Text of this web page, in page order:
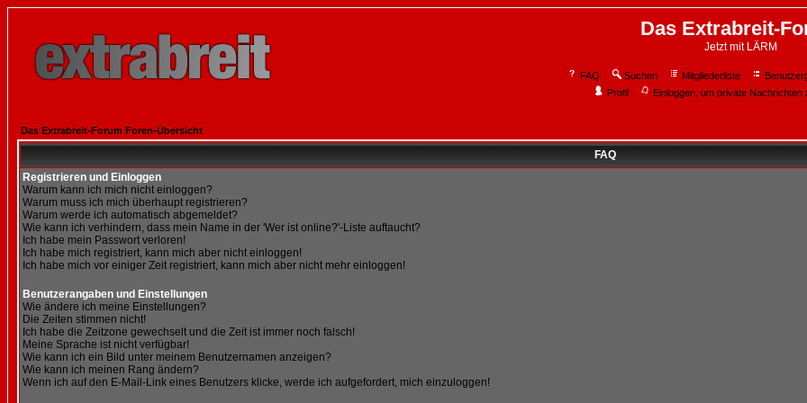
Das Extrabreit-
Jetzt mit LÄRM
FAQ Suchen Mitgliederliste
Profil
Einloggen, um private Nachrichten
Das Extrabreit-Forum Foren-Übersicht
FAQ
Registrieren und Einloggen
Warum kann ich mich nicht einloggen?
Warum muss ich mich überhaupt registrieren?
Warum werde ich automatisch abgemeldet?
Wie kann ich verhindern, dass mein Name in der 'Wer ist online?'-Liste auftaucht?
Ich habe mein Passwort verloren!
Ich habe mich registriert, kann mich aber nicht einloggen!
Ich habe mich vor einiger Zeit registriert, kann mich aber nicht mehr einloggen!
Benutzerangaben und Einstellungen
Wie ändere ich meine Einstellungen?
Die Zeiten stimmen nicht!
Ich habe die Zeitzone gewechselt und die Zeit ist immer noch falsch!
Meine Sprache ist nicht verfügbar!
Wie kann ich ein Bild unter meinem Benutzernamen anzeigen?
Wie kann ich meinen Rang ändern?
Wenn ich auf den E-Mail-Link eines Benutzers klicke, werde ich aufgefordert, mich einzuloggen!